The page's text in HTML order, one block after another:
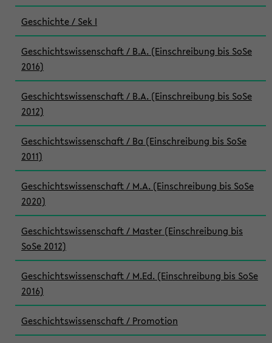
Geschichte / Sek I
Geschichtswissenschaft / B.A. (Einschreibung bis SoSe
2016)
Geschichtswissenschaft / B.A. (Einschreibung bis SoSe
2012)
Geschichtswissenschaft / Ba (Einschreibung bis SoSe
2011)
Geschichtswissenschaft / M.A. (Einschreibung bis SoSe
2020)
Geschichtswissenschaft / Master (Einschreibung bis
SoSe 2012)
Geschichtswissenschaft / M.Ed. (Einschreibung bis SoSe
2016)
Geschichtswissenschaft / Promotion